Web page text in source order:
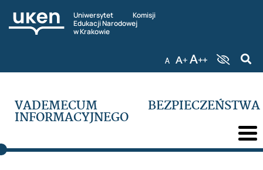
Uniwersytet Komisji
Edukacji Narodowej
w Krakowie
VADEMECUM BEZPIECZEŃSTWA
INFORMACYJNEGO